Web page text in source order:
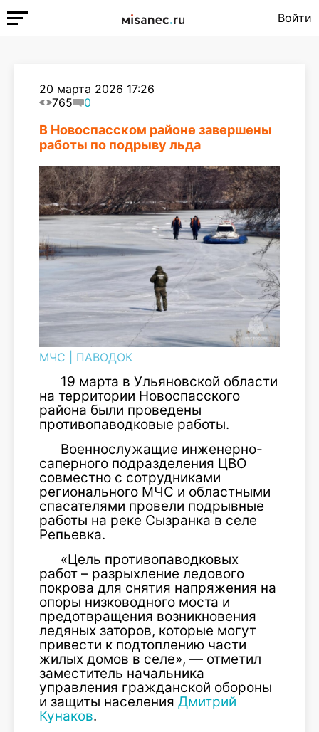
Войти
20 марта 2026 17:26
765
0
В Новоспасском районе завершены
работы по подрыву льда
МЧС ПАВОДОК
19 марта в Ульяновской области
на территории Новоспасского
района были проведены
противопаводковые работы.
Военнослужащие инженерно-
саперного подразделения ЦВО
совместно с сотрудниками
регионального МЧС и областными
спасателями провели подрывные
работы на реке Сызранка в селе
Репьевка.
«Цель противопаводковых
работ – разрыхление ледового
покрова для снятия напряжения на
опоры низководного моста и
предотвращения возникновения
ледяных заторов, которые могут
привести к подтоплению части
жилых домов в селе», — отметил
заместитель начальника
управления гражданской обороны
и защиты населения Дмитрий
Кунаков.